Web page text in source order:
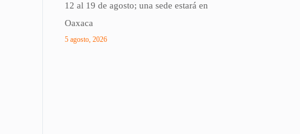
12 al 19 de agosto; una sede estará en
Oaxaca
5 agosto, 2026